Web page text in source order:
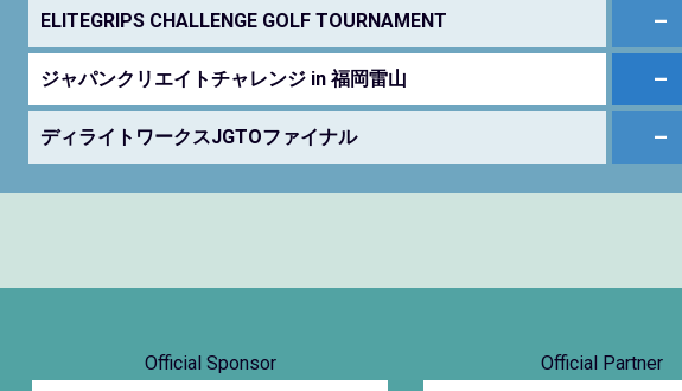
ELITEGRIPS CHALLENGE GOLF TOURNAMENT –
ジャパンクリエイトチャレンジ in 福岡雷山 –
ディライトワークスJGTOファイナル –
Official Sponsor Official Partner